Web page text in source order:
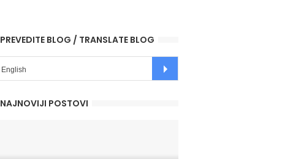
PREVEDITE BLOG / TRANSLATE BLOG
NAJNOVIJI POSTOVI